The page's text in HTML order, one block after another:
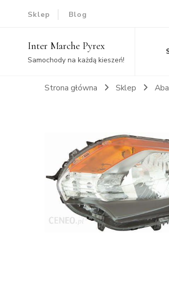
Sklep Blog
Inter Marche Pyrex
Samochody na każdą kieszeń!
Strona główna Sklep